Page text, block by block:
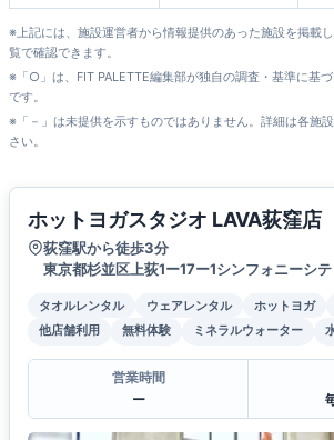
※上記には、施設運営者から情報提供のあった施設を掲載
覧で確認できます。
※「○」は、FIT PALETTE編集部が独自の調査・基準に基
です。
※「－」は未提供を示すものではありません。詳細は各施
さい。
ホットヨガスタジオ LAVA荻窪店
荻窪駅から徒歩3分
東京都杉並区上荻1ー17ー1シンフォニーシ
タオルレンタル ウェアレンタル ホットヨガ
他店舗利用
無料体験 ミネラルウォーター
営業時間
ー